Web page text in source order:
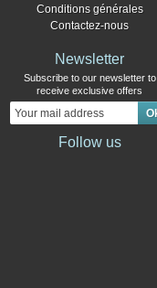
Conditions générales
Contactez-nous
Newsletter
Subscribe to our newsletter to
receive exclusive offers
Follow us